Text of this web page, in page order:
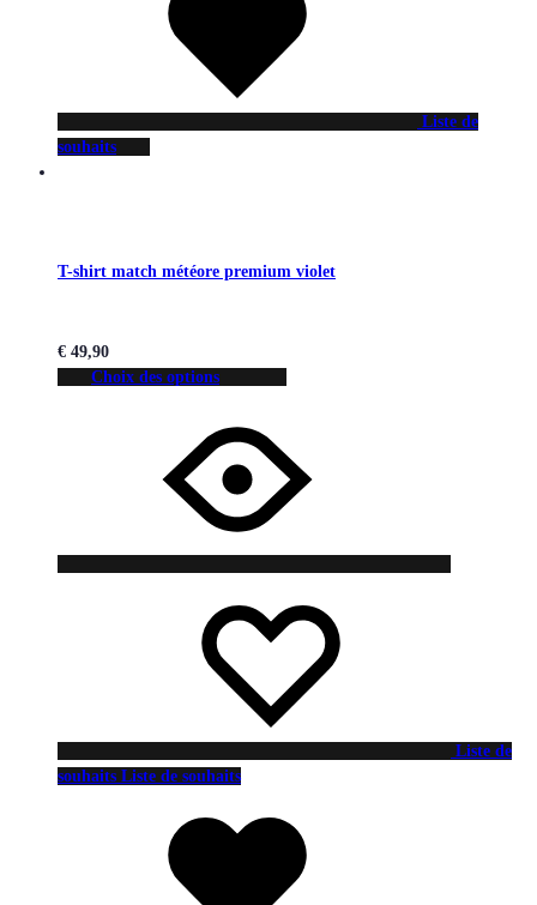
Liste de
souhaits
T-shirt match météore premium violet
€ 49,90
Choix des options
Liste de
souhaits Liste de souhaits